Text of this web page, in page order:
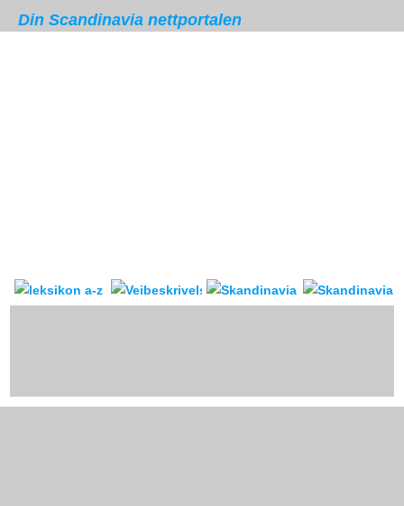
Din Scandinavia nettportalen
Skandinavia leksikonVeibeskrivelse forum &